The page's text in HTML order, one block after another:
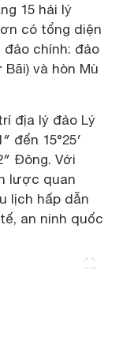
15 hải lý
có tổng diện
đảo chính: đảo
Bãi) và hòn Mù
địa lý đảo Lý
đến 15°25′
Đông. Với
lược quan
lịch hấp dẫn
an ninh quốc